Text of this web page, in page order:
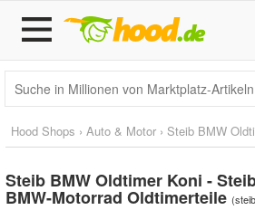
Hood Shops › Auto & Motor › Steib BMW
Steib BMW Oldtimer Koni -
BMW-Motorrad Oldtimerteile (